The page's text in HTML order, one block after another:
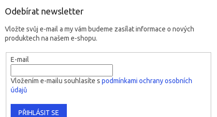
Odebírat newsletter
Vložte svůj e-mail a my vám budeme zasílat informace o nových
produktech na našem e-shopu.
E-mail
Vložením e-mailu souhlasíte s podmínkami ochrany osobních
údajů
PŘIHLÁSIT SE